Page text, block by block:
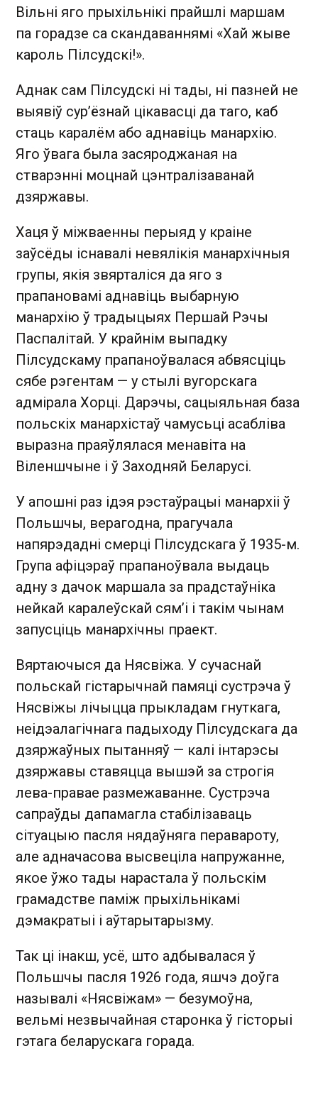
Вільні яго прыхільнікі прайшлі маршам
па горадзе са скандаваннямі «Хай жыве
кароль Пілсудскі!».
Аднак сам Пілсудскі ні тады, ні пазней не
выявіў сур’ёзнай цікавасці да таго, каб
стаць каралём або аднавіць манархію.
Яго ўвага была засяроджаная на
стварэнні моцнай цэнтралізаванай
дзяржавы.
Хаця ў міжваенны перыяд у краіне
заўсёды існавалі невялікія манархічныя
групы, якія звярталіся да яго з
прапановамі аднавіць выбарную
манархію ў традыцыях Першай Рэчы
Паспалітай. У крайнім выпадку
Пілсудскаму прапаноўвалася абвясціць
сябе рэгентам — у стылі вугорскага
адмірала Хорці. Дарэчы, сацыяльная база
польскіх манархістаў чамусьці асабліва
выразна праяўлялася менавіта на
Віленшчыне і ў Заходняй Беларусі.
У апошні раз ідэя рэстаўрацыі манархіі ў
Польшчы, верагодна, прагучала
напярэдадні смерці Пілсудскага ў 1935-м.
Група афіцэраў прапаноўвала выдаць
адну з дачок маршала за прадстаўніка
нейкай каралеўскай сям’і і такім чынам
запусціць манархічны праект.
Вяртаючыся да Нясвіжа. У сучаснай
польскай гістарычнай памяці сустрэча ў
Нясвіжы лічыцца прыкладам гнуткага,
неідэалагічнага падыходу Пілсудскага да
дзяржаўных пытанняў — калі інтарэсы
дзяржавы ставяцца вышэй за строгія
лева-правае размежаванне. Сустрэча
сапраўды дапамагла стабілізаваць
сітуацыю пасля нядаўняга перавароту,
але адначасова высвеціла напружанне,
якое ўжо тады нарастала ў польскім
грамадстве паміж прыхільнікамі
дэмакратыі і аўтарытарызму.
Так ці інакш, усё, што адбывалася ў
Польшчы пасля 1926 года, яшчэ доўга
называлі «Нясвіжам» — безумоўна,
вельмі незвычайная старонка ў гісторыі
гэтага беларускага горада.